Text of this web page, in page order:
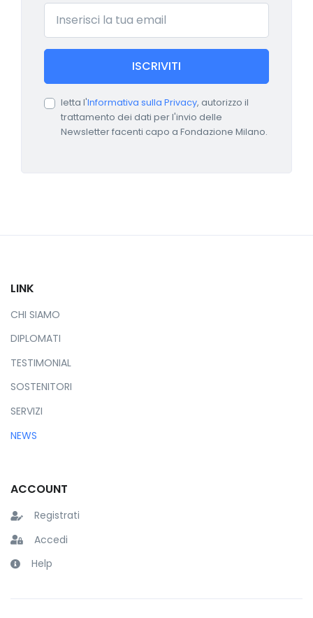
Email
ISCRIVITI
letta l'Informativa sulla Privacy, autorizzo il
trattamento dei dati per l'invio delle
Newsletter facenti capo a Fondazione Milano.
LINK
CHI SIAMO
DIPLOMATI
TESTIMONIAL
SOSTENITORI
SERVIZI
NEWS
ACCOUNT
Registrati
Accedi
Help